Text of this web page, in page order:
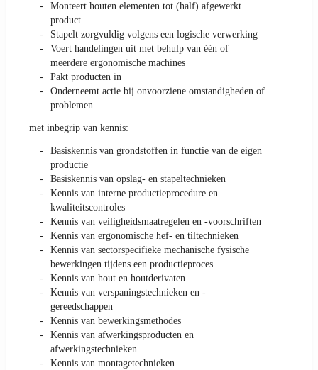
Monteert houten elementen tot (half) afgewerkt
product
Stapelt zorgvuldig volgens een logische verwerking
Voert handelingen uit met behulp van één of
meerdere ergonomische machines
Pakt producten in
Onderneemt actie bij onvoorziene omstandigheden of
problemen
met inbegrip van kennis:
Basiskennis van grondstoffen in functie van de eigen
productie
Basiskennis van opslag- en stapeltechnieken
Kennis van interne productieprocedure en
kwaliteitscontroles
Kennis van veiligheidsmaatregelen en -voorschriften
Kennis van ergonomische hef- en tiltechnieken
Kennis van sectorspecifieke mechanische fysische
bewerkingen tijdens een productieproces
Kennis van hout en houtderivaten
Kennis van verspaningstechnieken en -
gereedschappen
Kennis van bewerkingsmethodes
Kennis van afwerkingsproducten en
afwerkingstechnieken
Kennis van montagetechnieken